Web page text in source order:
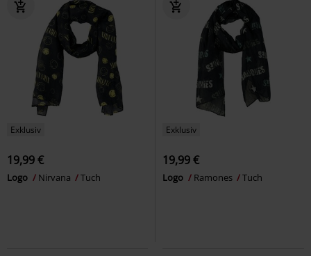
Exklusiv
19,99 €
Logo Nirvana Tuch
Exklusiv
19,99 €
Logo Ramones Tuch